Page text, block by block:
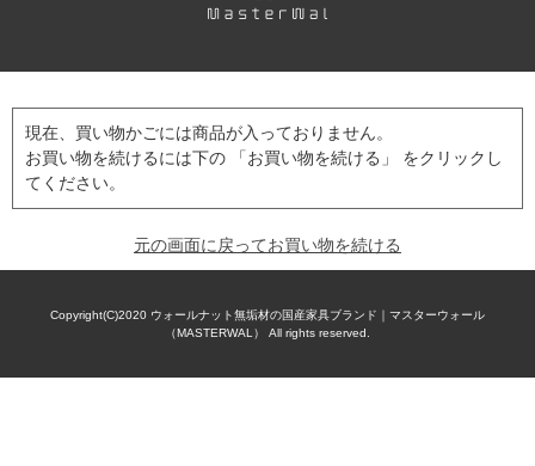
現在、買い物かごには商品が入っておりません。
お買い物を続けるには下の 「お買い物を続ける」 をクリックし
てください。
元の画面に戻ってお買い物を続ける
Copyright(C)2020 ウォールナット無垢材の国産家具ブランド｜マスターウォール
（MASTERWAL） All rights reserved.